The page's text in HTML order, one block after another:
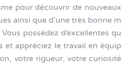
pour découvrir de nouveaux
ainsi que d’une très bonne m
possédez d’excellentes qu
et appréciez le travail en équip
votre rigueur, votre curiosité